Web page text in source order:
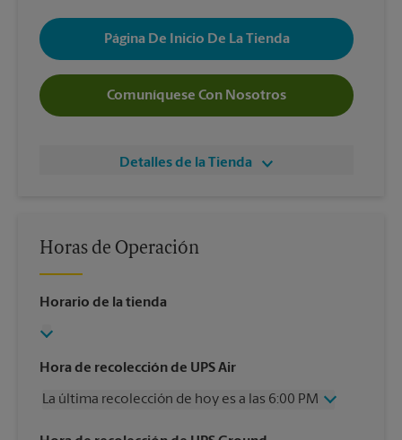
Página De Inicio De La Tienda
Comuníquese Con Nosotros
Detalles de la Tienda
Horas de Operación
Horario de la tienda
Hora de recolección de UPS Air
La última recolección de hoy es a las 6:00 PM